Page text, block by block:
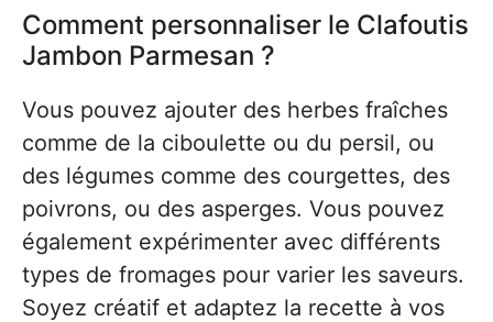
Comment personnaliser le Clafoutis
Jambon Parmesan ?
Vous pouvez ajouter des herbes fraîches
comme de la ciboulette ou du persil, ou
des légumes comme des courgettes, des
poivrons, ou des asperges. Vous pouvez
également expérimenter avec différents
types de fromages pour varier les saveurs.
Soyez créatif et adaptez la recette à vos